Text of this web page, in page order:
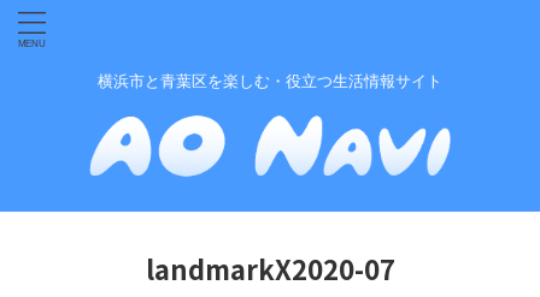
横浜市と青葉区を楽しむ・役立つ生活情報サイト
landmarkX2020-07